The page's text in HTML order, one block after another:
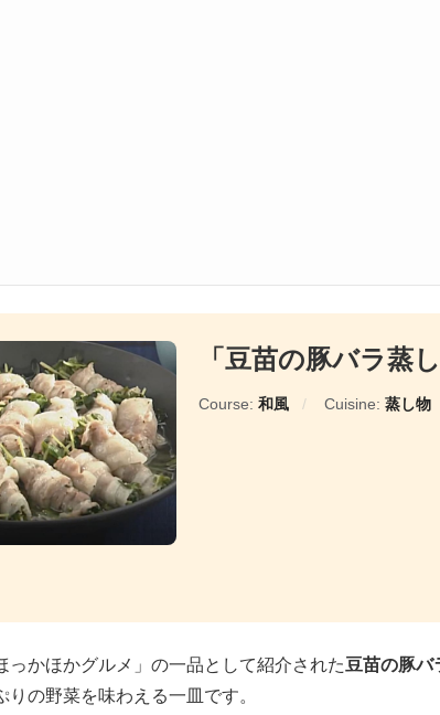
「豆苗の豚バラ蒸
Course: 和風 Cuisine: 蒸し物
っかほかグルメ」の一品として紹介された豆苗の豚バ
りの野菜を味わえる一皿です。